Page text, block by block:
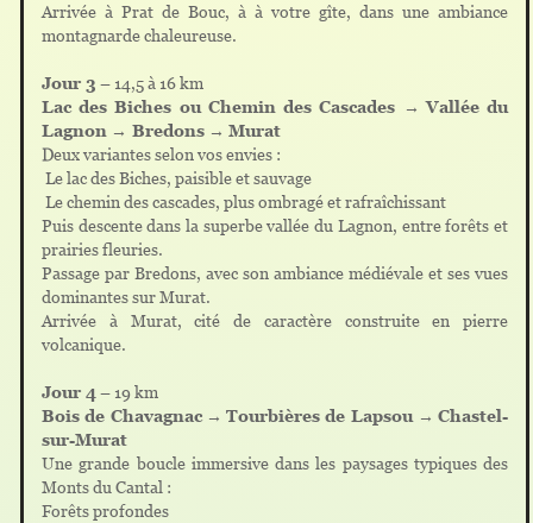
Arrivée à Prat de Bouc, à à votre gîte, dans une ambiance
montagnarde chaleureuse.
Jour 3 – 14,5 à 16 km
Lac des Biches ou Chemin des Cascades →Vallée du
Lagnon → Bredons → Murat
Deux variantes selon vos envies :
Le lac des Biches, paisible et sauvage
Le chemin des cascades, plus ombragé et rafraîchissant
Puis descente dans la superbe vallée du Lagnon, entre forêts et
prairies fleuries.
Passage par Bredons, avec son ambiance médiévale et ses vues
dominantes sur Murat.
Arrivée à Murat, cité de caractère construite en pierre
volcanique.
Jour 4– 19 km
Bois de Chavagnac→ Tourbières de Lapsou → Chastel-
sur-Murat
Une grande boucle immersive dans les paysages typiques des
Monts du Cantal :
Forêts profondes